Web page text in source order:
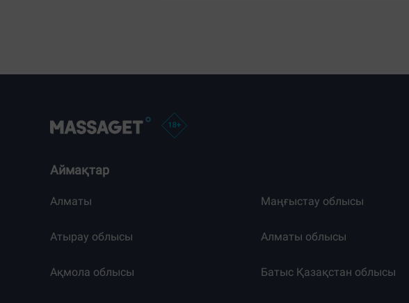
Аймақтар
Алматы Маңғыстау облысы
Атырау облысы Алматы облысы
Ақмола облысы Батыс Қазақстан облысы